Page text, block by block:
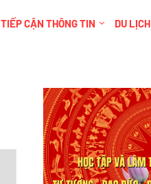
TIẾP CẬN THÔNG TIN DU LỊCH